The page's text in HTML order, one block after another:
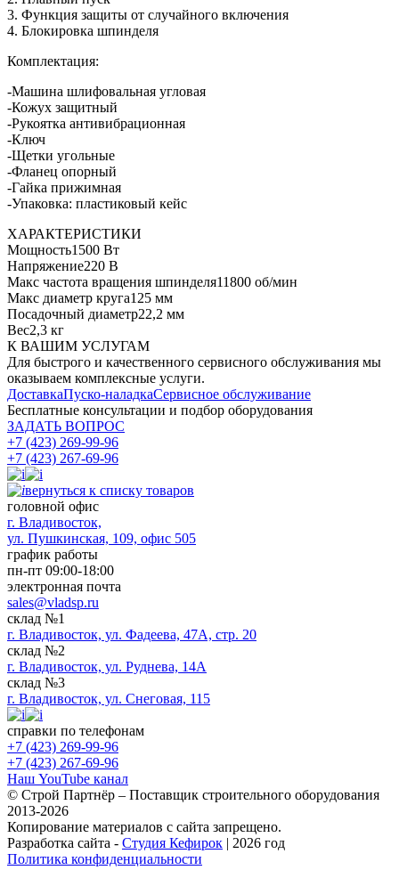
3. Функция защиты от случайного включения
4. Блокировка шпинделя
Комплектация:
-Машина шлифовальная угловая
-Кожух защитный
-Рукоятка антивибрационная
-Ключ
-Щетки угольные
-Фланец опорный
-Гайка прижимная
-Упаковка: пластиковый кейс
ХАРАКТЕРИСТИКИ
Мощность1500 Вт
Напряжение220 В
Макс частота вращения шпинделя11800 об/мин
Макс диаметр круга125 мм
Посадочный диаметр22,2 мм
Вес2,3 кг
К ВАШИМ УСЛУГАМ
Для быстрого и качественного сервисного обслуживания мы
оказываем комплексные услуги.
ДоставкаПуско-наладкаСервисное обслуживание
Бесплатные консультации и подбор оборудования
ЗАДАТЬ ВОПРОС
+7 (423) 269-99-96
+7 (423) 267-69-96
вернуться к списку товаров
головной офис
​г. Владивосток,
ул. Пушкинская, 109, офис 505
график работы
пн-пт 09:00-18:00
электронная почта
sales@vladsp.ru
склад №1
г. Владивосток, ул. Фадеева, 47А, стр. 20
склад №2
г. Владивосток, ул. Руднева, 14А
склад №3
г. Владивосток, ул. Снеговая, 115
справки по телефонам
+7 (423) 269-99-96
+7 (423) 267-69-96
Наш YouTube канал
© Строй Партнёр – Поставщик строительного оборудования
2013-2026
Копирование материалов с сайта запрещено.
Разработка сайта - Студия Кефирок | 2026 год
Политика конфиденциальности